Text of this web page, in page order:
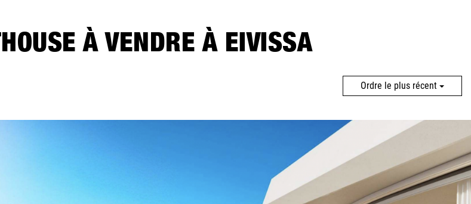
À VENDRE À EIVISSA
Ordre le plus récent